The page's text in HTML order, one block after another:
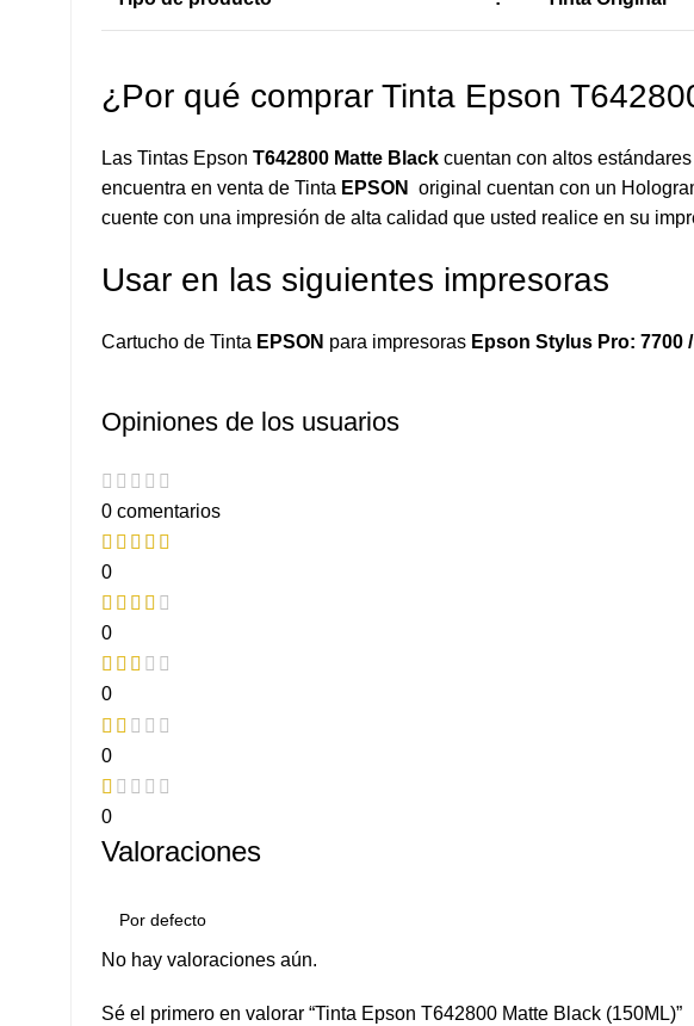
¿Por qué comprar Tinta Epson
Las Tintas Epson T642800 Matte Black cuentan con altos
encuentra en venta de Tinta EPSON
original cuentan con un
cuente con una impresión de alta calidad que usted realice en su
Usar en las siguientes impresoras
Cartucho de Tinta EPSON para impresoras Epson Stylus Pro: 7700 /
Opiniones de los usuarios
0 comentarios
0
0
0
0
0
Valoraciones
No hay valoraciones aún.
Sé el primero en valorar “Tinta Epson T642800 Matte Black (150ML)”